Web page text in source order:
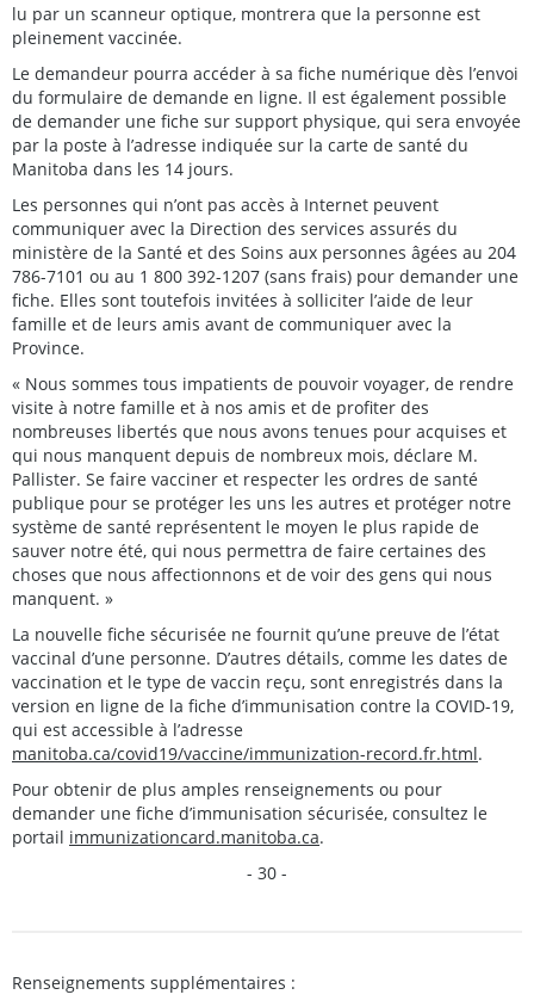
lu par un scanneur optique, montrera que la personne est
pleinement vaccinée.
Le demandeur pourra accéder à sa fiche numérique dès l’envoi
du formulaire de demande en ligne. Il est également possible
de demander une fiche sur support physique, qui sera envoyée
par la poste à l’adresse indiquée sur la carte de santé du
Manitoba dans les 14 jours.
Les personnes qui n’ont pas accès à Internet peuvent
communiquer avec la Direction des services assurés du
ministère de la Santé et des Soins aux personnes âgées au 204
786-7101 ou au 1 800 392-1207 (sans frais) pour demander une
fiche. Elles sont toutefois invitées à solliciter l’aide de leur
famille et de leurs amis avant de communiquer avec la
Province.
« Nous sommes tous impatients de pouvoir voyager, de rendre
visite à notre famille et à nos amis et de profiter des
nombreuses libertés que nous avons tenues pour acquises et
qui nous manquent depuis de nombreux mois, déclare M.
Pallister. Se faire vacciner et respecter les ordres de santé
publique pour se protéger les uns les autres et protéger notre
système de santé représentent le moyen le plus rapide de
sauver notre été, qui nous permettra de faire certaines des
choses que nous affectionnons et de voir des gens qui nous
manquent. »
La nouvelle fiche sécurisée ne fournit qu’une preuve de l’état
vaccinal d’une personne. D’autres détails, comme les dates de
vaccination et le type de vaccin reçu, sont enregistrés dans la
version en ligne de la fiche d’immunisation contre la COVID-19,
qui est accessible à l’adresse
manitoba.ca/covid19/vaccine/immunization-record.fr.html.
Pour obtenir de plus amples renseignements ou pour
demander une fiche d’immunisation sécurisée, consultez le
portail immunizationcard.manitoba.ca.
- 30 -
Renseignements supplémentaires :